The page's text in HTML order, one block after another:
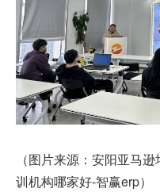
（图片来源：安阳亚马
训机构哪家好-智赢erp）